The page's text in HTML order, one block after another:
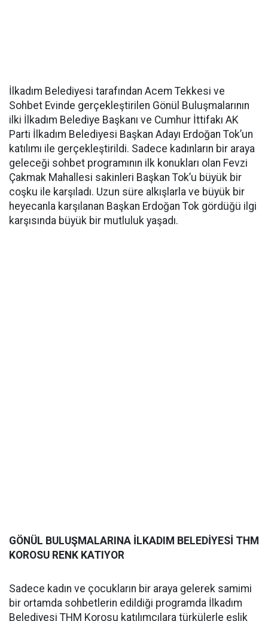
İlkadım Belediyesi tarafından Acem Tekkesi ve
Sohbet Evinde gerçekleştirilen Gönül Buluşmalarının
ilki İlkadım Belediye Başkanı ve Cumhur İttifakı AK
Parti İlkadım Belediyesi Başkan Adayı Erdoğan Tok’un
katılımı ile gerçekleştirildi. Sadece kadınların bir araya
geleceği sohbet programının ilk konukları olan Fevzi
Çakmak Mahallesi sakinleri Başkan Tok’u büyük bir
coşku ile karşıladı. Uzun süre alkışlarla ve büyük bir
heyecanla karşılanan Başkan Erdoğan Tok gördüğü ilgi
karşısında büyük bir mutluluk yaşadı.
GÖNÜL BULUŞMALARINA İLKADIM BELEDİYESİ THM
KOROSU RENK KATIYOR
Sadece kadın ve çocukların bir araya gelerek samimi
bir ortamda sohbetlerin edildiği programda İlkadım
Belediyesi THM Korosu katılımcılara türkülerle eşlik